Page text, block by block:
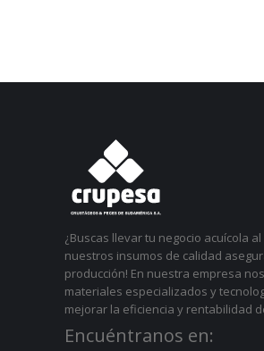
¿Buscas llevar tu negocio acuícola al
nuestros insumos de calidad
producción! En nuestra empresa
materiales especializados y
mejorar la eficiencia y rentabilidad
Encuéntranos en: